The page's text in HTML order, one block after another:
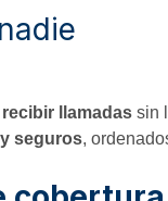
llamadas sin
seguros,